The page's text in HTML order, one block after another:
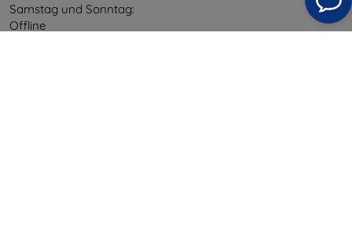
Samstag und Sonntag:
Offline